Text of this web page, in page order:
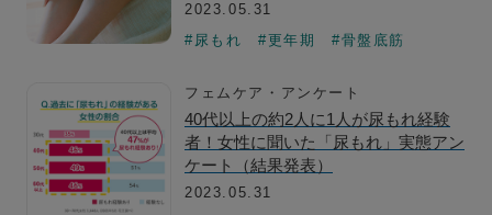
2023.05.31
#尿もれ
#更年期 #骨盤底筋
フェムケア・アンケート
40代以上の約2人に1人が尿もれ経験
者！女性に聞いた「尿もれ」実態アン
ケート（結果発表）
2023.05.31